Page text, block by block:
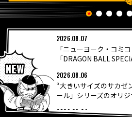
RANKING
MOVIE
COLUMNS
ABOUT
PICKUP
2026.08.07
「ニューヨーク・コミ
「DRAGON BALL
2026.08.06
“大きいサイズのサカゼ
ール」シリーズのオリ
2026.08.04